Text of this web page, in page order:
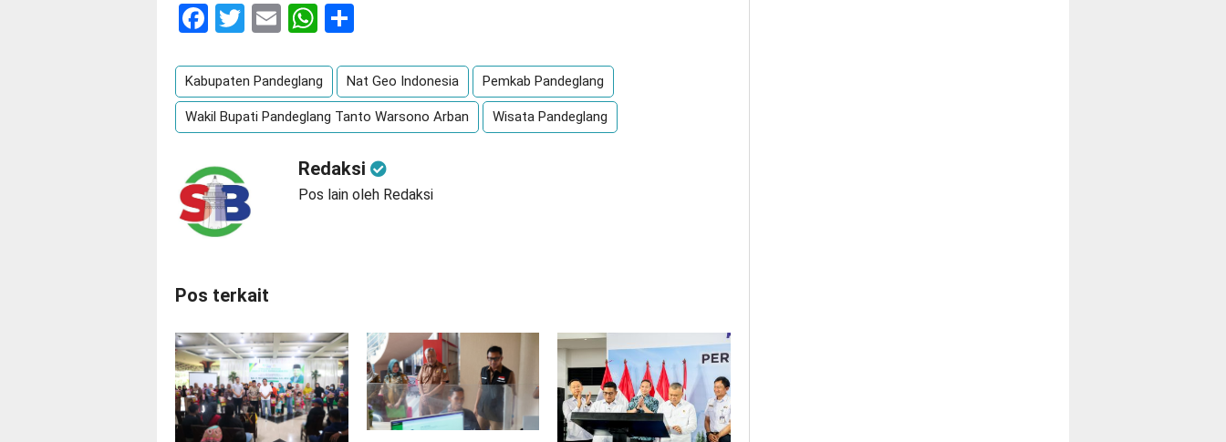
Facebook
Twitter
EmailWhatsApp
Kabupaten Pandeglang Nat Geo Indonesia Pemkab Pandeglang
Wakil Bupati Pandeglang Tanto Warsono Arban Wisata Pandeglang
Redaksi
Pos lain oleh Redaksi
Pos terkait